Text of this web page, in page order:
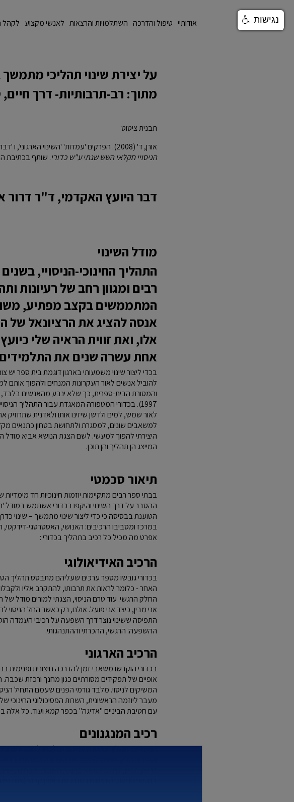
/templates/t4033/images/logo.svg
אודותיי טיפול והדרכה השתלמויות והרצאות לאנשי מקצוע לקהל
על יצירת שינוי תהליכי
מתוך: רב-תרבותיות- דרך
תבנית ציטוט
אורן, ד' (2008). הפרקים 'עמדות' 'השינוי הארגוני', ו 'דבר היועץ האקדמי' מתוך הספר
הניסויי חקלאי השש שנתי ע"ש כדורי. שותף בכתיבת
דבר היועץ האקדמי, ד"ר דרור
מודל השינוי
התהליך החינוכי-הניסויי,
רבים ומגוון רחב של רעיונות
המתממשים בקצב מפתיע,
אנסה להציג את הרציונאל של
אלו, ואת זווית הראיה שלי
אחת עשרה שנים את התלמידים
בכדי ליצור שינוי משמעותי בארגון דוגמת בית ספר
להוביל אנשים לאור העקרונות המנחים ולהפוך אותם
והמסורת הבית-ספרית, כך שלא ינבע מהאנשים
1997). בכדורי המטפורה המאגדת עבור התהליך
לאור שמש, למים ולדשן שיזינו אותו ולאדנית
למשאבים שונים, למסגרת ולתחושת בטחון כתנאים
המייצג הן תהליך והן תוכן.
תיאור סכמטי
בבתי ספר רבים מתקיימות יוזמות חינוכיות חד
ההסבר על דרך השינוי והיקפו בכדורי אשתמש
הטוענת בבסיסה כי כדי ליצור שינוי מתמשך – שינוי
במרכז ומסביבו הרכיבים: האנושי, האסטרטגי-דידקטי,
אפרט מה מכיל כל רכיב בתהליך בכדורי :
הרכיב האידיאולוגי
בכדורי גובשו מספר ערכים שעליהם מתבסס תהליך
האחר - כלומר לראות את תרבותו, להתקרב אליו
החלק הרגשי. עוד טרם הניסוי, הצגתי למורים מודל
אני מבין, כיצד אני פועל. אולם, רק כאשר החל
התפיסה ששינוי נוצר דרך השפעה על רכיבי העמדה
ההשפעה: הרגשי, ההכרתי וההתנהגותי.
הרכיב הארגוני
בכדורי הוקדשו משאבי זמן להדרכה חיצונית ופנימית
אופיים של תפקידים מסורתיים כגון מחנך ורכזת שכבה.
המשיקים לניסוי. מלבד גורמי הפנים שעמם התחיל
מעבר ליוזמה הראשונית, השרות הפסיכולוגי
עם חטיבת הביניים "אדיגה" בכפר קמא ועוד. כל אלה
רכיב המנגנונים
הניסוי יצר תהליך בו אירועים ייחודיים (כמו
נגישות